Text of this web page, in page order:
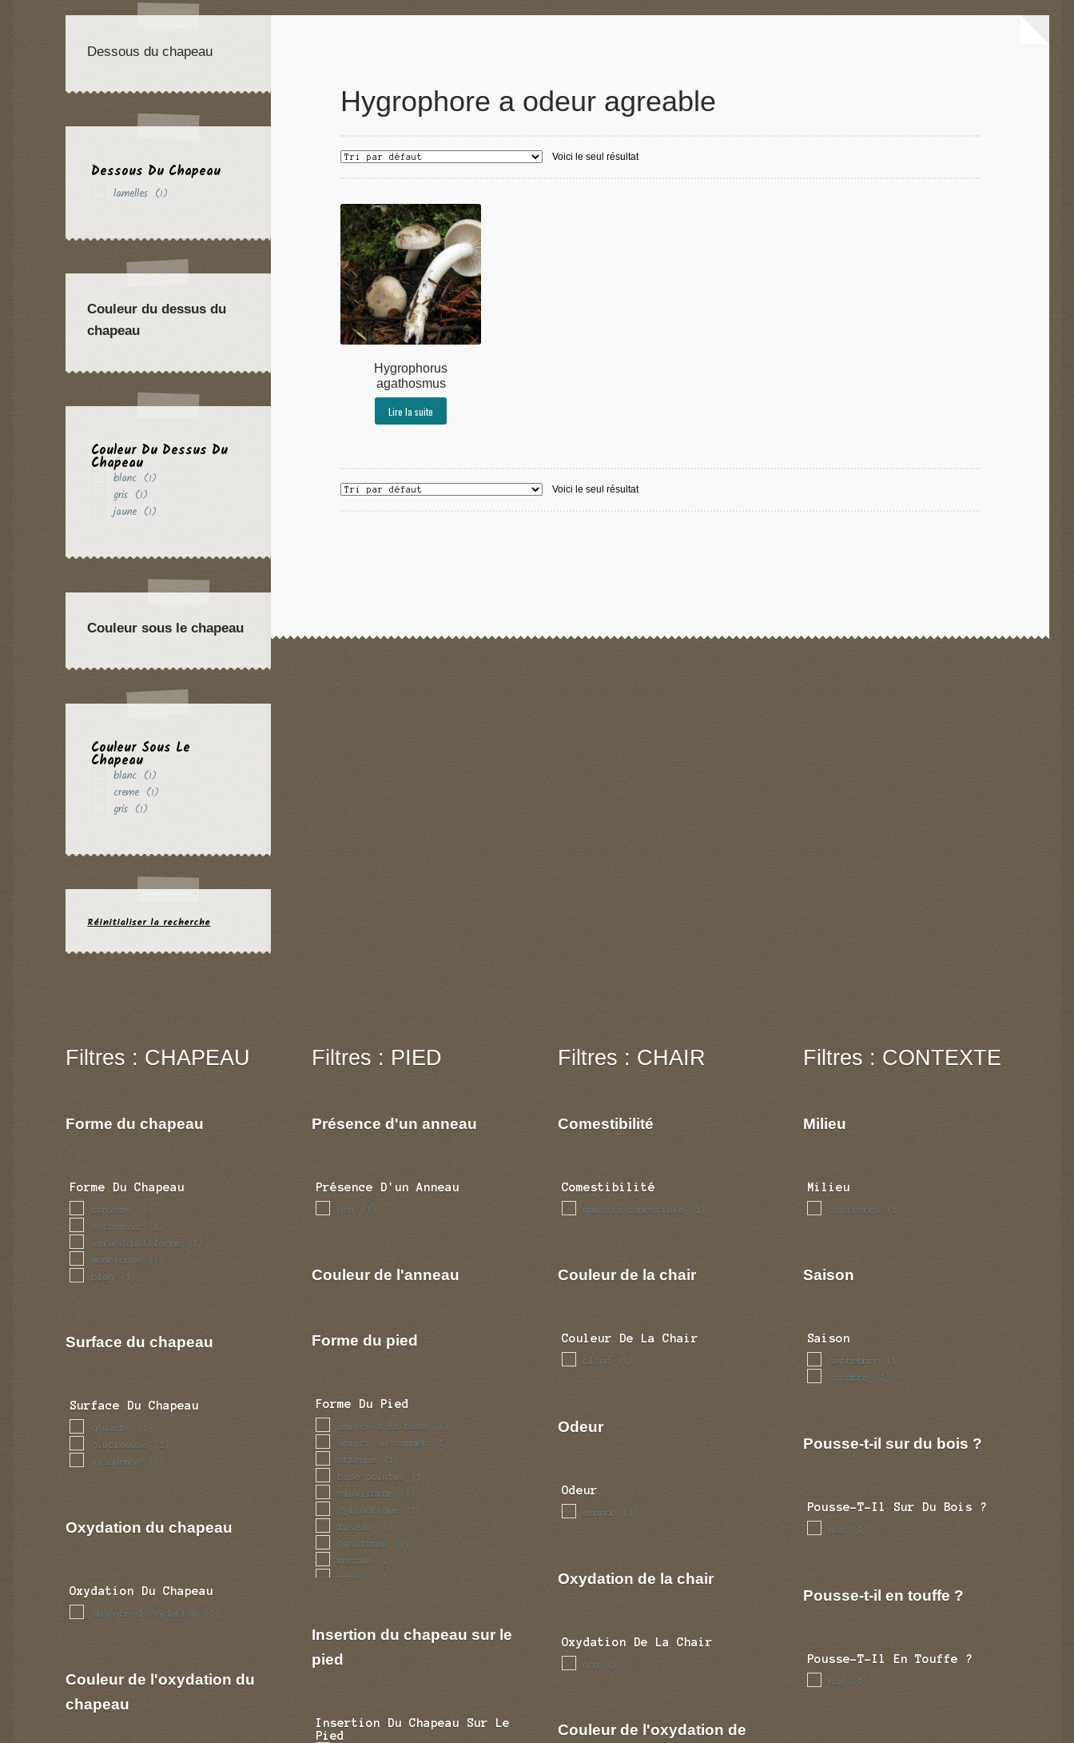
Hygrophore a odeur agreable
Voici le seul résultat
Hygrophorus
agathosmus
Lire la suite
Voici le seul résultat
Dessous du chapeau
Dessous Du Chapeau
lamelles (1)
Couleur du dessus du
chapeau
Couleur Du Dessus Du
Chapeau
blanc (1)
gris (1)
jaune (1)
Couleur sous le chapeau
Couleur Sous Le
Chapeau
blanc (1)
creme (1)
gris (1)
Réinitialiser la recherche
Filtres : CHAPEAU
Forme du chapeau
Forme Du Chapeau
convexe (1)
entonnoir (1)
infundibuliforme (1)
mamelonne (1)
plan (1)
Surface du chapeau
Surface Du Chapeau
gluante (1)
glutineuse (1)
visqueuse (1)
Oxydation du chapeau
Oxydation Du Chapeau
absence d oxydation (1)
Couleur de l'oxydation du
chapeau
Filtres : PIED
Présence d'un anneau
Présence D'un Anneau
non (1)
Couleur de l'anneau
Forme du pied
Forme Du Pied
aminci a la base (1)
aminci au sommet (1)
attenue (1)
base pointue (1)
claviforme (1)
cylindrique (1)
fuseau (1)
fusiforme (1)
massue (1)
renfle (1)
Insertion du chapeau sur le
pied
Insertion Du Chapeau Sur Le
Pied
Filtres : CHAIR
Comestibilité
Comestibilité
mauvais comestible (1)
Couleur de la chair
Couleur De La Chair
blanc (1)
Odeur
Odeur
amande (1)
Oxydation de la chair
Oxydation De La Chair
non (1)
Couleur de l'oxydation de
Filtres : CONTEXTE
Milieu
Milieu
coniferes (1)
Saison
Saison
septembre (1)
octobre (1)
Pousse-t-il sur du bois ?
Pousse-T-Il Sur Du Bois ?
non (1)
Pousse-t-il en touffe ?
Pousse-T-Il En Touffe ?
non (1)